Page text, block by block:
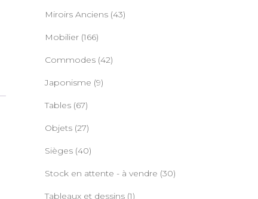
Miroirs Anciens (43)
Mobilier (166)
Commodes (42)
Japonisme (9)
Tables (67)
Objets (27)
Sièges (40)
Stock en attente - à vendre (30)
Tableaux et dessins (1)